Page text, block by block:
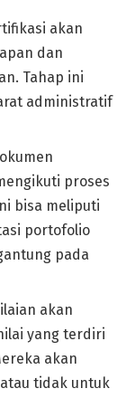
akan
dan
Tahap ini
administratif
proses
bisa meliputi
portofolio
pada
akan
yang terdiri
akan
tidak untuk